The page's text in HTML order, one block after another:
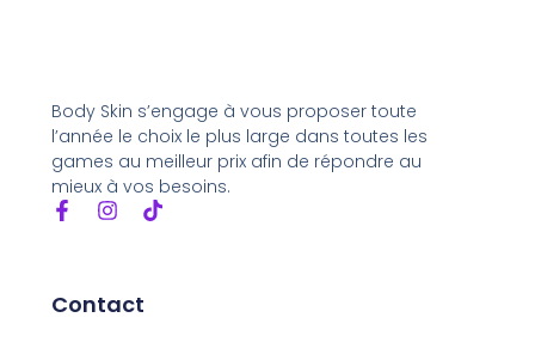
Body Skin s’engage à vous proposer toute
l’année le choix le plus large dans toutes les
games au meilleur prix afin de répondre au
mieux à vos besoins.
Contact